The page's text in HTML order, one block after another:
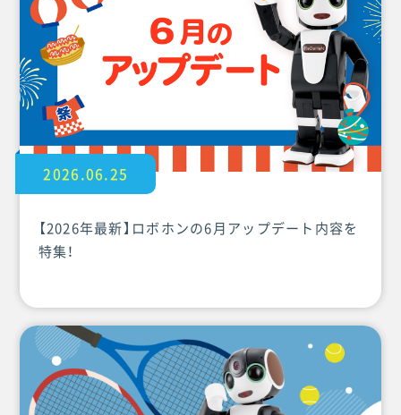
2026.06.25
【2026年最新】ロボホンの6月アップデート内容を
特集！